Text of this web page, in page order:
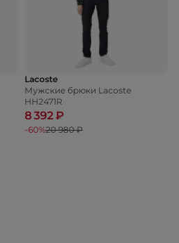
Lacoste
Мужские брюки Lacoste
HH2471R
8 392 ₽
-60%20 980 ₽